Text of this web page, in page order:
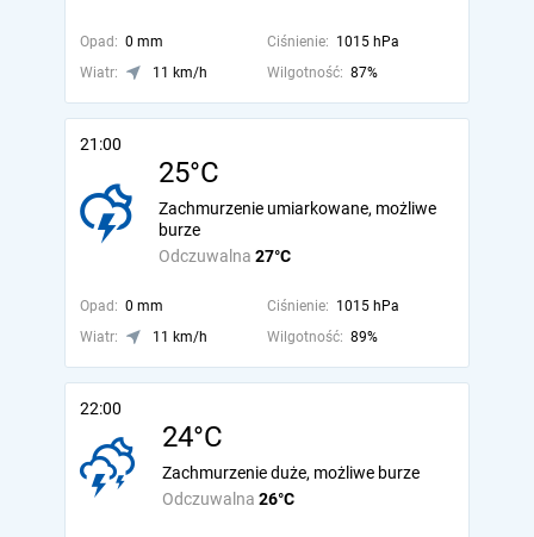
Opad: 0 mm Ciśnienie: 1015 hPa
Wiatr:
11 km/h Wilgotność: 87%
21:00
25°C
Odczuwalna 27°C
Zachmurzenie umiarkowane, możliwe
burze
Opad: 0 mm Ciśnienie: 1015 hPa
Wiatr:
11 km/h Wilgotność: 89%
22:00
24°C
Odczuwalna 26°C
Zachmurzenie duże, możliwe burze